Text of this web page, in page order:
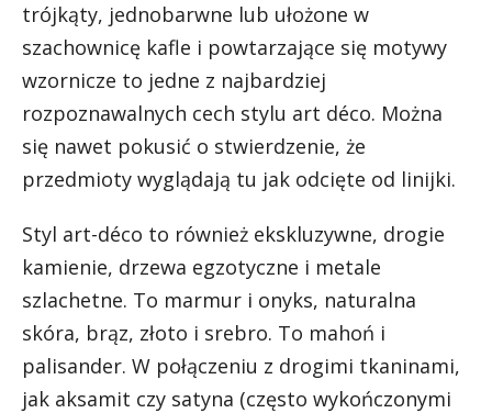
trójkąty, jednobarwne lub ułożone w
szachownicę kafle i powtarzające się motywy
wzornicze to jedne z najbardziej
rozpoznawalnych cech stylu art déco. Można
się nawet pokusić o stwierdzenie, że
przedmioty wyglądają tu jak odcięte od linijki.
Styl art-déco to również ekskluzywne, drogie
kamienie, drzewa egzotyczne i metale
szlachetne. To marmur i onyks, naturalna
skóra, brąz, złoto i srebro. To mahoń i
palisander. W połączeniu z drogimi tkaninami,
jak aksamit czy satyna (często wykończonymi